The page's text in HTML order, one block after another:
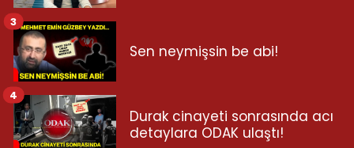
Sen neymişsin be abi!
3
Durak cinayeti sonrasında acı
detaylara ODAK ulaştı!
4